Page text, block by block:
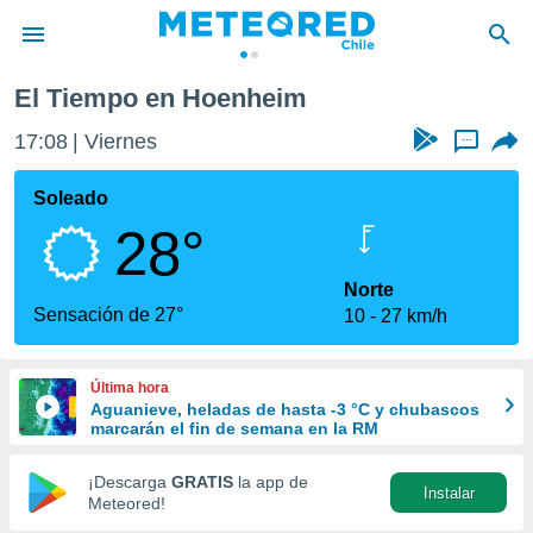
de
por
que se
calidad.
a este
las
y
forma
digital
basada
El Tiempo en Hoenheim
17:08 Viernes ...
Soleado
28°
Sensación de 27°
Norte
10
27 km/h
Última hora
Aguanieve, heladas de hasta -3 °C y chubascos
marcarán el fin de semana en la RM
¡Descarga GRATIS la app de
Meteored!
Instalar